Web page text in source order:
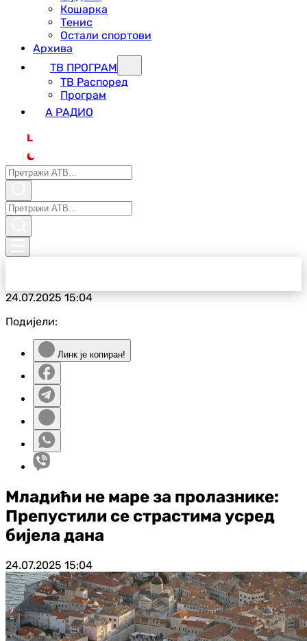
Кошарка
Тенис
Остали спортови
Архива
ТВ ПРОГРАМ
ТВ Распоред
Програм
А РАДИО
L
24.07.202515:04
Подијели:
Линк је копиран!
Младићи не маре за пролазнике:
Препустили се страстима усред
бијела дана
24.07.2025 15:04